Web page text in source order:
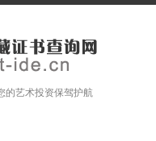
的艺术投资保驾护航